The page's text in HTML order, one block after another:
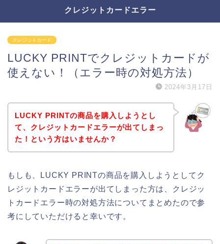
クレジットカードエラー
クレジットカード
LUCKY PRINTでクレジットカードが
使えない！（エラー時の対処方法）
2024年3月17日
LUCKY PRINTの商品を購入しようとし
て、クレジットカードエラーが出てしまっ
た！という方はいませんか？
もしも、LUCKY PRINTの商品を購入しようとしてク
レジットカードエラーが出てしまった方は、クレジッ
トカードエラー時の対処方法についてまとめたので参
考にしていただけると幸いです。